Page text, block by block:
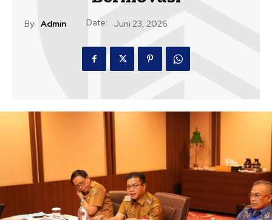
By: Admin Date: Juni 23, 2026